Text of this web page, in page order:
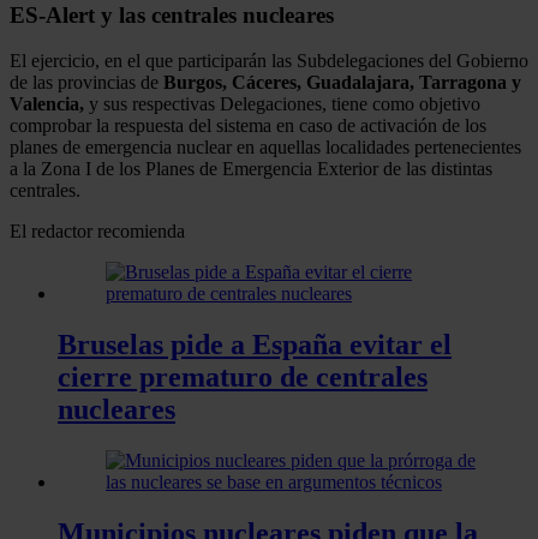
ES-Alert y las centrales nucleares
El ejercicio, en el que participarán las Subdelegaciones del Gobierno
de las provincias de Burgos, Cáceres, Guadalajara, Tarragona y
Valencia, y sus respectivas Delegaciones, tiene como objetivo
comprobar la respuesta del sistema en caso de activación de los
planes de emergencia nuclear en aquellas localidades pertenecientes
a la Zona I de los Planes de Emergencia Exterior de las distintas
centrales.
El redactor recomienda
Bruselas pide a España evitar el
cierre prematuro de centrales
nucleares